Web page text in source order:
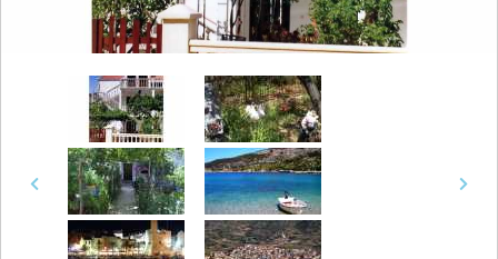
Previous Next